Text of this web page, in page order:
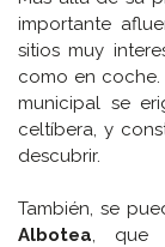
importante
sitios muy
como en
municipal se
celtíbera, y
descubrir.
También, se
Albotea, que